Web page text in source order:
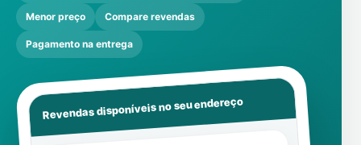
Menor preço Compare revendas
Pagamento na entrega
Revendas disponíveis no seu endereço